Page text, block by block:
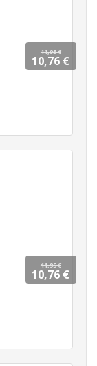
11,95 €
10,76 €
11,95 €
10,76 €